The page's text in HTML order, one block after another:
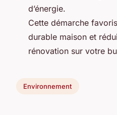
d’énergie.
Cette démarche
durable maison et
rénovation sur votre
Environnement